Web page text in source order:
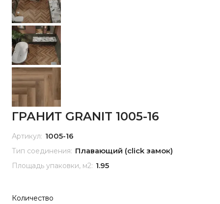
ГРАНИТ GRANIT 1005-16
Артикул: 1005-16
Тип соединения: Плавающий (click замок)
Площадь упаковки, м2: 1.95
Количество